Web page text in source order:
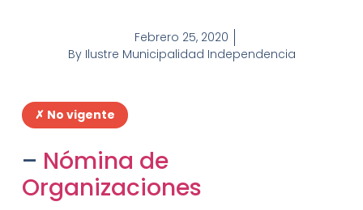
Febrero 25, 2020
ByIlustre Municipalidad Independencia
✗ No vigente
– Nómina de
Organizaciones